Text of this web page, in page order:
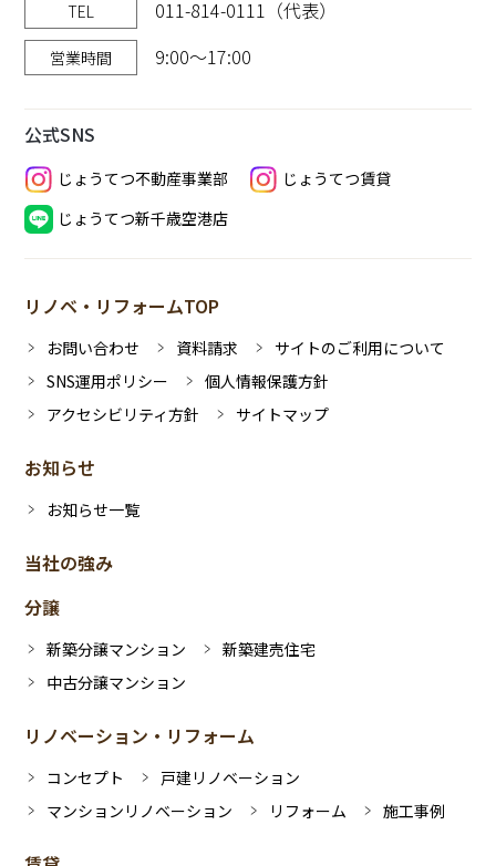
TEL 011-814-0111（代表）
営業時間 9:00～17:00
公式SNS
じょうてつ不動産事業部
じょうてつ賃貸
じょうてつ新千歳空港店
リノベ・リフォームTOP
お問い合わせ 資料請求
サイトのご利用について
SNS運用ポリシー
個人情報保護方針
アクセシビリティ方針
サイトマップ
お知らせ
お知らせ一覧
当社の強み
分譲
新築分譲マンション
新築建売住宅
中古分譲マンション
リノベーション・リフォーム
コンセプト
戸建リノベーション
マンションリノベーション
リフォーム 施工事例